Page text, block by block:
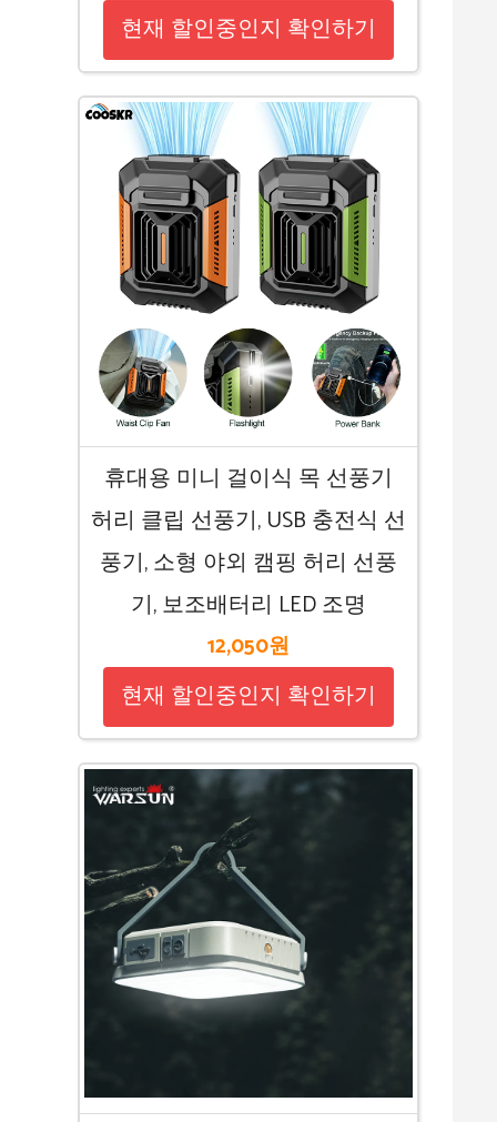
현재 할인중인지 확인하기
휴대용 미니 걸이식 목 선풍기
허리 클립 선풍기, USB 충전식 선
풍기, 소형 야외 캠핑 허리 선풍
기, 보조배터리 LED 조명
12,050원
현재 할인중인지 확인하기